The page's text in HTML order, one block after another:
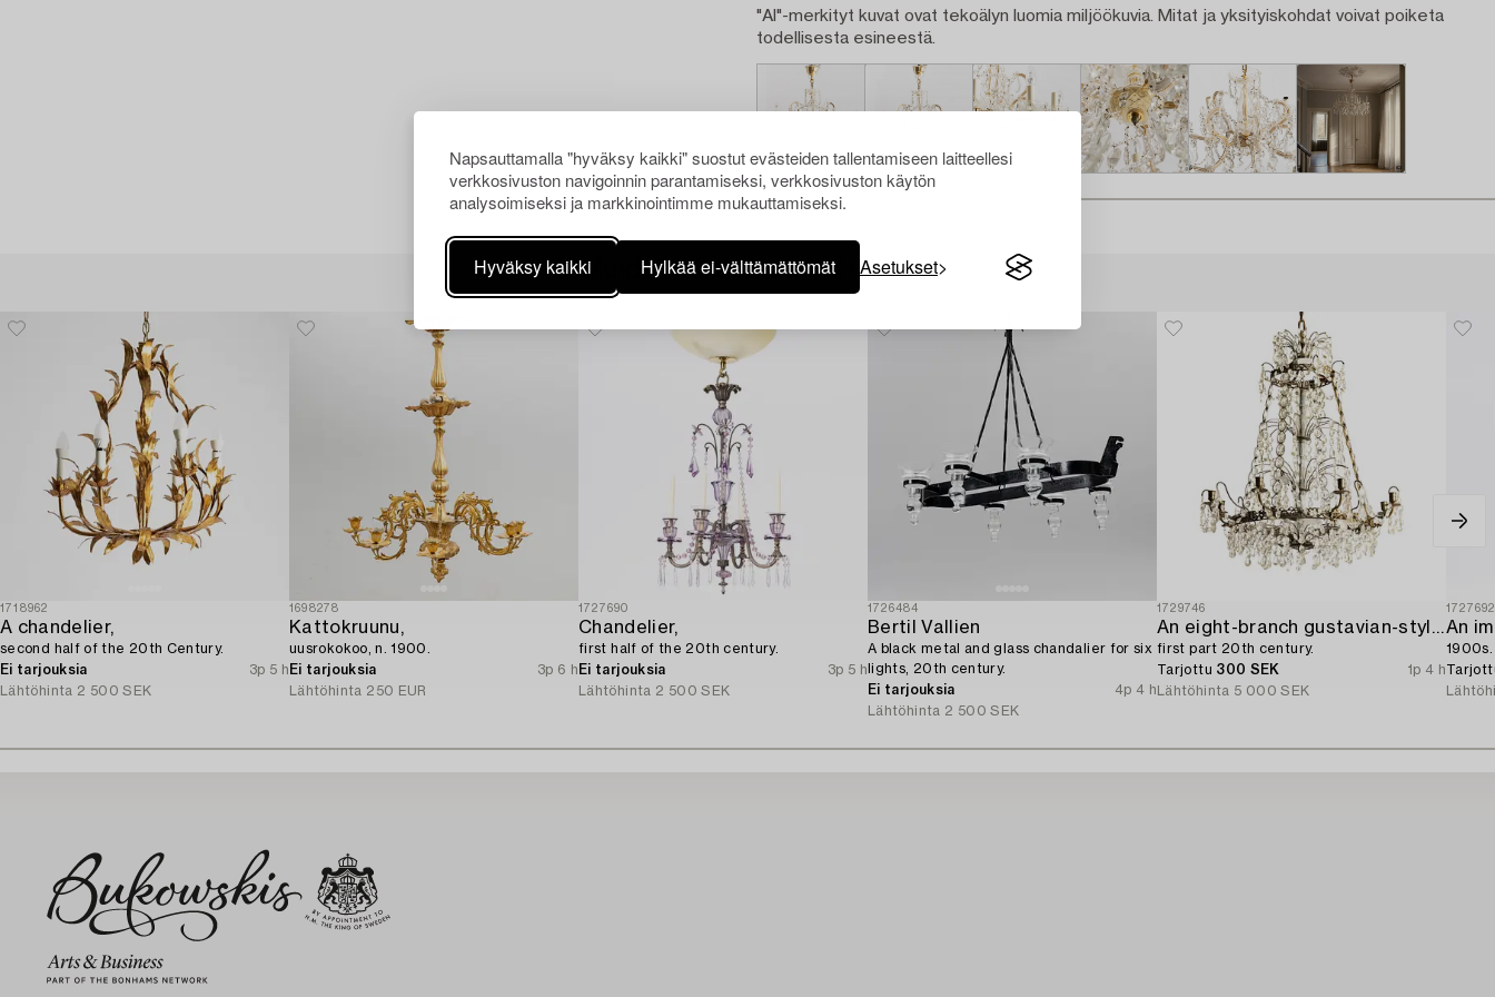
Napsauttamalla "hyväksy kaikki" suostut evästeiden tallentamiseen laitteellesi
verkkosivuston navigoinnin parantamiseksi, verkkosivuston käytön
analysoimiseksi ja markkinointimme mukauttamiseksi.
Hyväksy kaikki Hylkää ei-välttämättömät Asetukset
"AI"-merkityt kuvat ovat tekoälyn luomia miljöökuvia. Mitat ja yksityiskohdat voivat poiketa
todellisesta esineestä.
Muiden katsomia kohteita
1718962
A chandelier,
second half of the 20th Century.
Ei tarjouksia
3p 5 h
Lähtöhinta 2 500 SEK
1698278
Kattokruunu,
uusrokokoo, n. 1900.
Ei tarjouksia
3p 6 h
Lähtöhinta 250 EUR
1727690
Chandelier,
first half of the 20th century.
Ei tarjouksia
3p 5 h
Lähtöhinta 2 500 SEK
1726484
Bertil Vallien
A black metal and glass chandalier for six
lights, 20th century.
Ei tarjouksia
4p 4 h
Lähtöhinta 2 500 SEK
1729746
An eight-branch gustavian-style chandelier,
first part 20th century.
Tarjottu 300 SEK
1p 4 h
Lähtöhinta 5 000 SEK
1727692
An
1900s.